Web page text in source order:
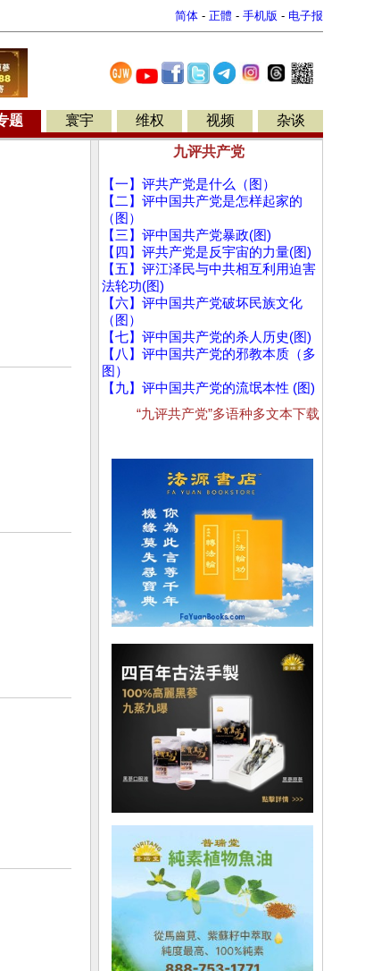
简体 - 正體 - 手机版 - 电子报
题 寰宇 维权 视频 杂谈
九评共产党
【一】评共产党是什么（图）
【二】评中国共产党是怎样起家的
（图）
【三】评中国共产党暴政(图)
【四】评共产党是反宇宙的力量(图)
【五】评江泽民与中共相互利用迫害
法轮功(图)
【六】评中国共产党破坏民族文化
（图）
【七】评中国共产党的杀人历史(图)
【八】评中国共产党的邪教本质（多
图）
【九】评中国共产党的流氓本性 (图)
“九评共产党”多语种多文本下载